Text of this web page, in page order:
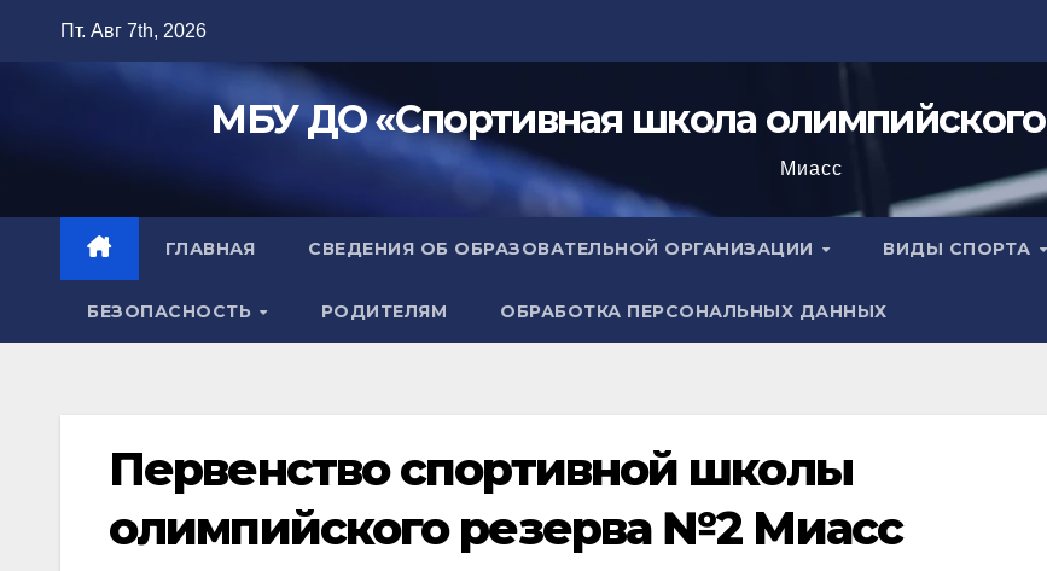
Пт. Авг 7th, 2026
МБУ ДО «Спортивная школа
Миасс
ГЛАВНАЯ СВЕДЕНИЯ ОБ ОБРАЗОВАТЕЛЬНОЙ ОРГАНИЗАЦИИ ВИДЫ СПОРТА
БЕЗОПАСНОСТЬ РОДИТЕЛЯМ ОБРАБОТКА ПЕРСОНАЛЬНЫХ ДАННЫХ
Первенство спортивной школы
олимпийского резерва №2 Миасс